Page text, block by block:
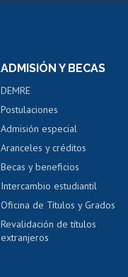
Servicio médico y dental
Pago de arancel y crédito
Pago de arancel y
Certificado de títulos y
Mi Uchile
ADMISIÓN Y BECAS
DEMRE
Postulaciones
Admisión especial
Aranceles y créditos
Becas y beneficios
Intercambio estudiantil
Oficina de Títulos y Grados
Revalidación de títulos
extranjeros